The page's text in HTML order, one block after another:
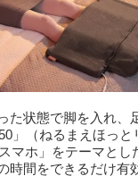
た状態で脚を入れ、
」（ねるまえほっ
マホ」をテーマと
時間をできるだけ有